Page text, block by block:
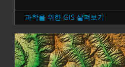
과학을 위한 GIS 살펴보기